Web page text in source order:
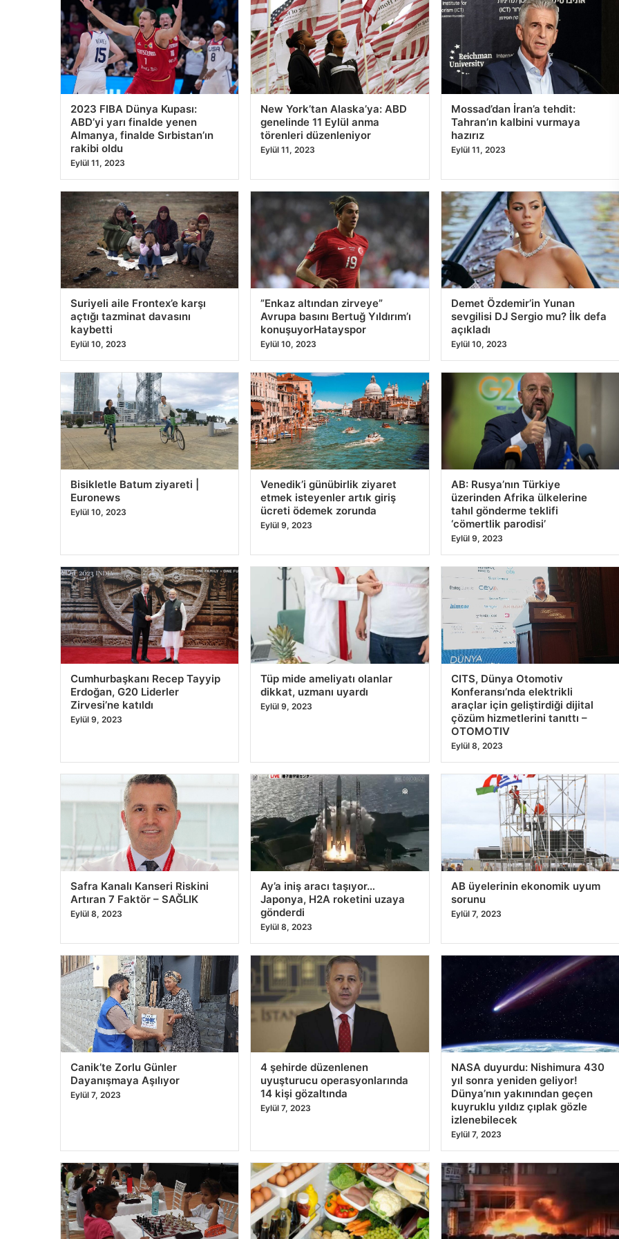
1
Enerjisa Üretim ve Güler
Legacy İş Birliğinde Çocuklara
Özel Geleneksel Basketbol
Kampı Düzenlendi – SPOR
Eylül 12, 2023
O hastalar için tehlike arz
ediyor! Sonunuzu getirebilir, bu
besinleri tüketmeden önce bir
daha düşünün
Eylül 12, 2023
ÇILGIN SAYISAL LOTO
SONUÇLARI 11 EYLÜL 2023!
millipiyangoonline.com ile
Çılgın Sayısal Loto çekilişi
sonuçları ve bilet sorgulama
Eylül 12, 2023
ABD’yi yarı finalde yenen
Almanya, finalde Sırbistan’ın
rakibi oldu
Eylül 11, 2023
genelinde 11 Eylül anma
törenleri düzenleniyor
Eylül 11, 2023
Mossad’dan İran’a tehdit:
Tahran’ın kalbini vurmaya
hazırız
Eylül 11, 2023
kaybetti
Eylül 10, 2023
konuşuyorHatayspor
Eylül 10, 2023
Demet Özdemir’in Yunan
sevgilisi DJ Sergio mu? İlk defa
açıkladı
Eylül 10, 2023
Bisikletle Batum ziyareti |
Eylül 10, 2023
Venedik’i günübirlik ziyaret
etmek isteyenler artık giriş
ücreti ödemek zorunda
Eylül 9, 2023
AB: Rusya’nın Türkiye
tahıl gönderme teklifi
‘cömertlik parodisi’
Eylül 9, 2023
Eylül 9, 2023
Tüp mide ameliyatı olanlar
CITS, Dünya Otomotiv
Konferansı’nda elektrikli
araçlar için geliştirdiği dijital
çözüm hizmetlerini tanıttı –
OTOMOTIV
Eylül 8, 2023